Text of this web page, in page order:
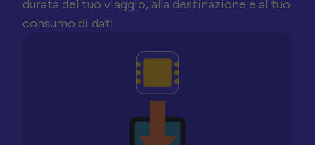
durata del tuo viaggio, alla destinazione e al tuo
consumo di dati.